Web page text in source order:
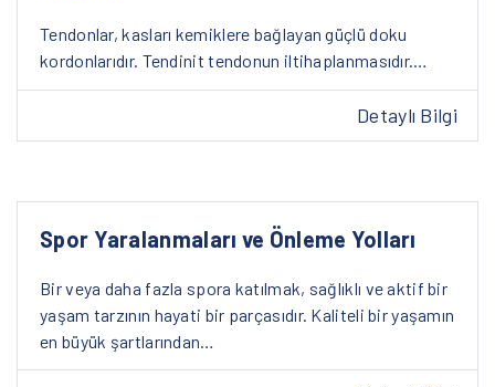
Tendonlar, kasları kemiklere bağlayan güçlü doku
kordonlarıdır. Tendinit tendonun iltihaplanmasıdır.…
Detaylı Bilgi
Spor Yaralanmaları ve Önleme Yolları
Bir veya daha fazla spora katılmak, sağlıklı ve aktif bir
yaşam tarzının hayati bir parçasıdır. Kaliteli bir yaşamın
en büyük şartlarından…